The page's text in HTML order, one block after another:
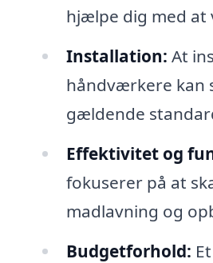
hjælpe dig med at
Installation: At
håndværkere kan
gældende
Effektivitet og
fokuserer på at
madlavning og
Budgetforhold: